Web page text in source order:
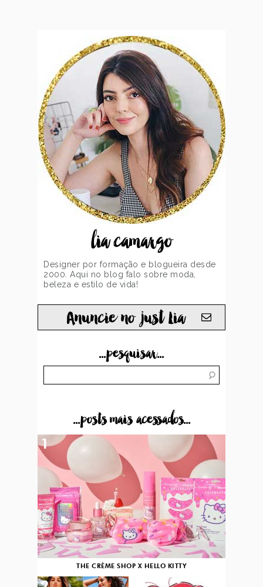
lia camargo
Designer por formação e blogueira desde
2000. Aqui no blog falo sobre moda,
beleza e estilo de vida!
Anuncie no just Lia
...pesquisar...
...posts mais acessados...
THE CRÈME SHOP X HELLO KITTY
1